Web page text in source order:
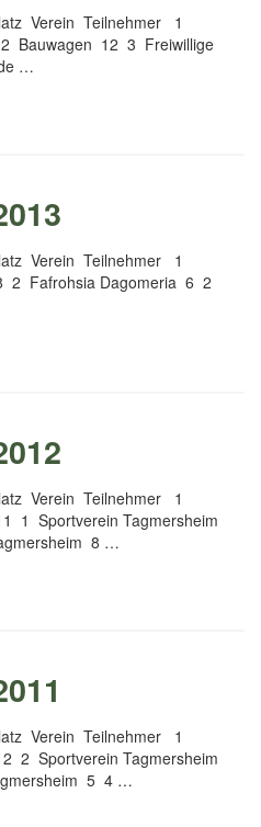
Verein Teilnehmer 1
Bauwagen 12 3 Freiwillige
…
Verein Teilnehmer 1
2 Fafrohsia Dagomeria 6 2
Verein Teilnehmer 1
1 Sportverein Tagmersheim
8 …
Verein Teilnehmer 1
2 Sportverein Tagmersheim
5 4 …